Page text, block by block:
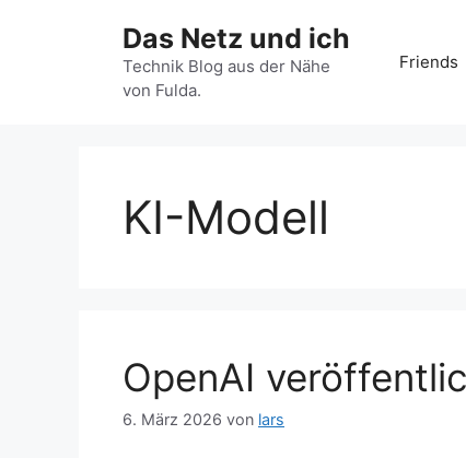
Das Netz und ich
Technik Blog aus der Nähe
von Fulda.
Friends
KI-Modell
OpenAI
6. März 2026 von lars